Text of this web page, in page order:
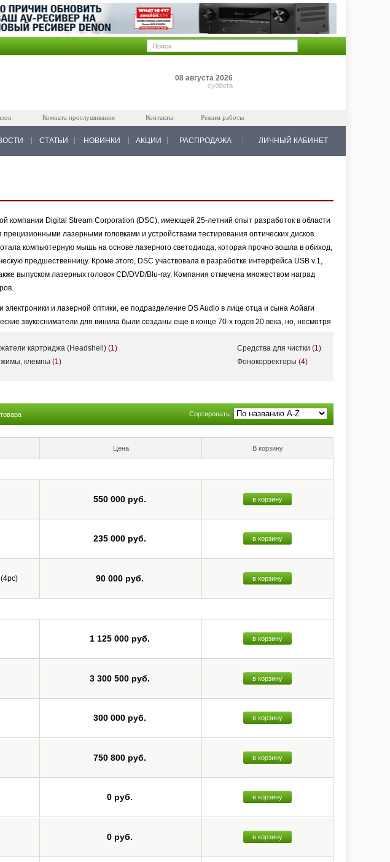
08 августа 2026
суббота
Комната прослушивания Контакты Режим работы
СТАТЬИ НОВИНКИ АКЦИИ РАСПРОДАЖА ЛИЧНЫЙ КАБИНЕТ
компании Digital Stream Corporation (DSC), имеющей 25-летний опыт разработок в области
лазерными головками и устройствами тестирования оптических дисков.
компьютерную мышь на основе лазерного светодиода, которая прочно вошла в обиход,
предшественницу. Кроме этого, DSC участвовала в разработке интерфейса USB v.1,
выпуском лазерных головок CD/DVD/Blu-ray. Компания отмечена множеством наград
и лазерной оптики, ее подразделение DS Audio в лице отца и сына Аойаги
звукосниматели для винила были созданы еще в конце 70-х годов 20 века, но, несмотря
и чувствительны к дефектам поверхности дисков. К тому же, начало эры CD надолго
на второй план.
MM- и MC-головок, и подобно им может устанавливаться на любой тонарм. Не требуется
который также выпускается компанией DS Audio.
картриджа (Headshell) (1)
клемпы (1)
Средства для чистки (1)
Фонокорректоры (4)
товара Сортировать:
Цена В корзину
550 000 руб. в корзину
235 000 руб. в корзину
90 000 руб. в корзину
1 125 000 руб. в корзину
3 300 500 руб. в корзину
300 000 руб. в корзину
750 800 руб. в корзину
0 руб. в корзину
0 руб. в корзину